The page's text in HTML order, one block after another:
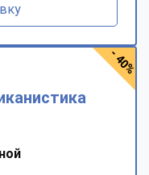
- 40%